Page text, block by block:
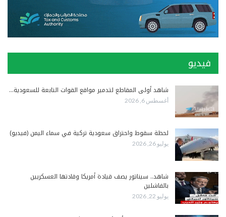
فيديو
شاهد أولى المقاطع لتدمير مواقع القوات التابعة للسعودية…
أغسطس 6, 2026
لحظة سقوط واحتراق سعودية تركية في سماء اليمن (فيديو)
يوليو 26, 2026
شاهد.. سيناتور يصف قيادة أمريكا وقادتها العسكريين
بالفاشلين
يوليو 22, 2026